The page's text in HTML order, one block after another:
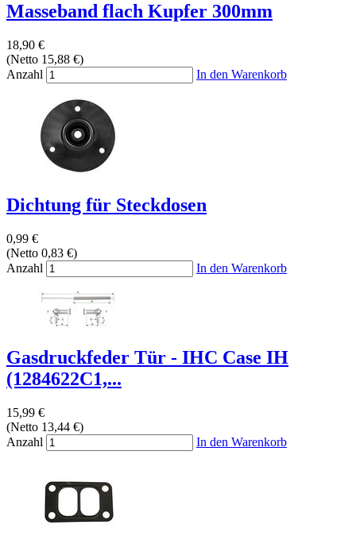
Masseband flach Kupfer 300mm
18,90 €
(Netto 15,88 €)
Anzahl
In den Warenkorb
Dichtung für Steckdosen
0,99 €
(Netto 0,83 €)
Anzahl
In den Warenkorb
Gasdruckfeder Tür - IHC Case IH
(1284622C1,...
15,99 €
(Netto 13,44 €)
Anzahl
In den Warenkorb